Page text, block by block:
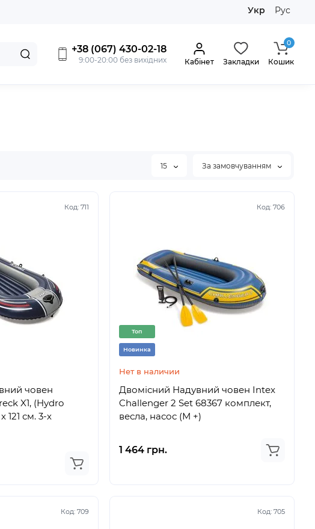
Укр Рус
+38 (067) 430-02-18
9:00-20:00 без вихідних Кабінет Закладки
0
Кошик
15 За замовчуванням
Код: 711
човен
X1, (Hydro
121 см. 3-х
Код: 706
Топ
Новинка
Нет в наличии
Двомісний Надувний човен Intex
Challenger 2 Set 68367 комплект,
весла, насос (М +)
1 464 грн.
Код: 709 Код: 705